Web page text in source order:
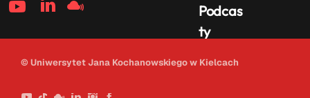
Podcas
ty
© Uniwersytet Jana Kochanowskiego w Kielcach